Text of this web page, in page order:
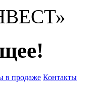
в продаже Контакты